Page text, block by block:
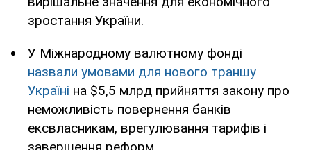
зростання України.
У Міжнародному валютному фонді
назвали умовами для нового траншу
Україні на $5,5 млрд прийняття закону про
неможливість повернення банків
ексвласникам, врегулювання тарифів і